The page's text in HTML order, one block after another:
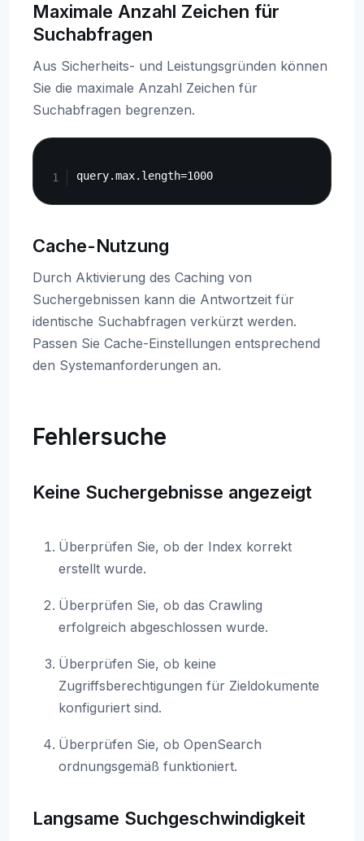
Maximale Anzahl Zeichen für
Suchabfragen
Aus Sicherheits- und Leistungsgründen können
Sie die maximale Anzahl Zeichen für
Suchabfragen begrenzen.
Cache-Nutzung
Durch Aktivierung des Caching von
Suchergebnissen kann die Antwortzeit für
identische Suchabfragen verkürzt werden.
Passen Sie Cache-Einstellungen entsprechend
den Systemanforderungen an.
Fehlersuche
Keine Suchergebnisse angezeigt
Überprüfen Sie, ob der Index korrekt
erstellt wurde.
Überprüfen Sie, ob das Crawling
erfolgreich abgeschlossen wurde.
Überprüfen Sie, ob keine
Zugriffsberechtigungen für Zieldokumente
konfiguriert sind.
Überprüfen Sie, ob OpenSearch
ordnungsgemäß funktioniert.
Langsame Suchgeschwindigkeit